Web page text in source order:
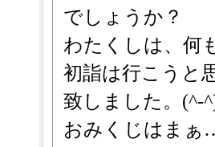
でしょうか？
わたくしは、何
初詣は行こうと
致しました。(^-
おみくじはまぁ